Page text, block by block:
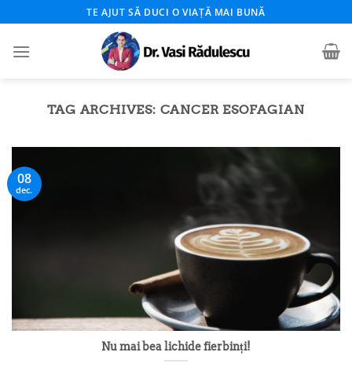
to
content
TE AJUT SĂ DUCI O VIAȚĂ MAI BUNĂ
TAG ARCHIVES: CANCER ESOFAGIAN
Nu mai bea lichide fierbinți!
08
dec.